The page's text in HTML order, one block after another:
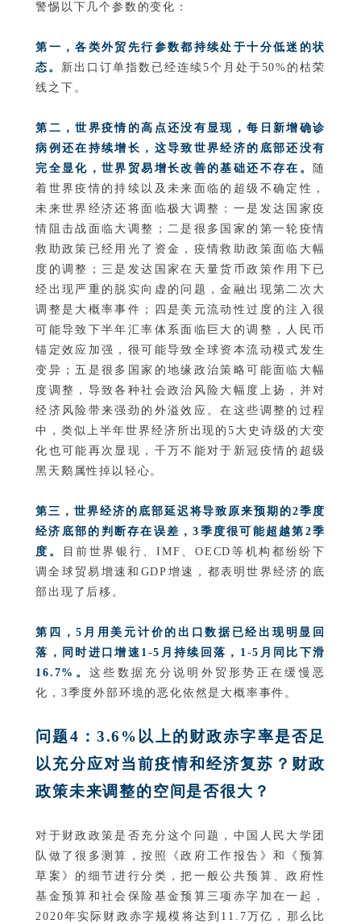
警惕以下几个参数的变化：
第一，各类外贸先行参数都持续处于十分低迷的状
态。 新出口订单指数已经连续5个月处于50%的枯荣
线之下。
第二，世界疫情的高点还没有显现，每日新增确诊
病例还在持续增长，这导致世界经济的底部还没有
完全显化，世界贸易增长改善的基础还不存在。
随
着世界疫情的持续以及未来面临的超级不确定性，
未来世界经济还将面临极大调整：一是发达国家疫
情阻击战面临大调整；二是很多国家的第一轮疫情
救助政策已经用光了资金，疫情救助政策面临大幅
度的调整；三是发达国家在天量货币政策作用下已
经出现严重的脱实向虚的问题，金融出现第二次大
调整是大概率事件；四是美元流动性过度的注入很
可能导致下半年汇率体系面临巨大的调整，人民币
锚定效应加强，很可能导致全球资本流动模式发生
变异；五是很多国家的地缘政治策略可能面临大幅
度调整，导致各种社会政治风险大幅度上扬，并对
经济风险带来强劲的外溢效应。在这些调整的过程
中，类似上半年世界经济所出现的5大史诗级的大变
化也可能再次显现，千万不能对于新冠疫情的超级
黑天鹅属性掉以轻心。
第三，世界经济的底部延迟将导致原来预期的2季度
经济底部的判断存在误差，3季度很可能超越第2季
度。
目前世界银行、IMF、OECD等机构都纷纷下
调全球贸易增速和GDP增速，都表明世界经济的底
部出现了后移。
第四，5月用美元计价的出口数据已经出现明显回
落，同时进口增速1-5月持续回落，1-5月同比下滑
16.7%。这些数据充分说明外贸形势正在缓慢恶
化，3季度外部环境的恶化依然是大概率事件。
问题4：3.6%以上的财政赤字率是否足
以充分应对当前疫情和经济复苏？财政
政策未来调整的空间是否很大？
对于财政政策是否充分这个问题，中国人民大学团
队做了很多测算，按照《政府工作报告》和《预算
草案》的细节进行分类，把一般公共预算、政府性
基金预算和社会保险基金预算三项赤字加在一起，
2020年实际财政赤字规模将达到11.7万亿，那么比